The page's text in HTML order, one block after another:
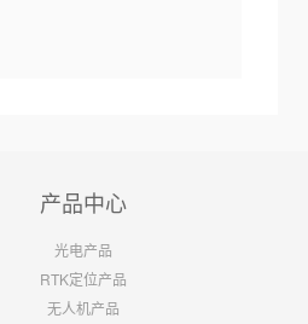
产品中心
光电产品
RTK定位产品
无人机产品